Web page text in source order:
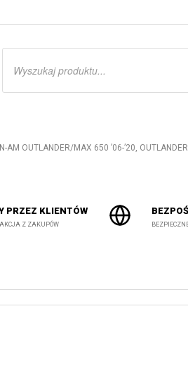
Wyszukiwarka
OUTLANDER/MAX 650 ’06-’20,
PRZEZ KLIENTÓW
Z ZAKUPÓW